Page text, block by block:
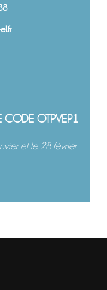
CODE OTPVEP1
et le 28 février